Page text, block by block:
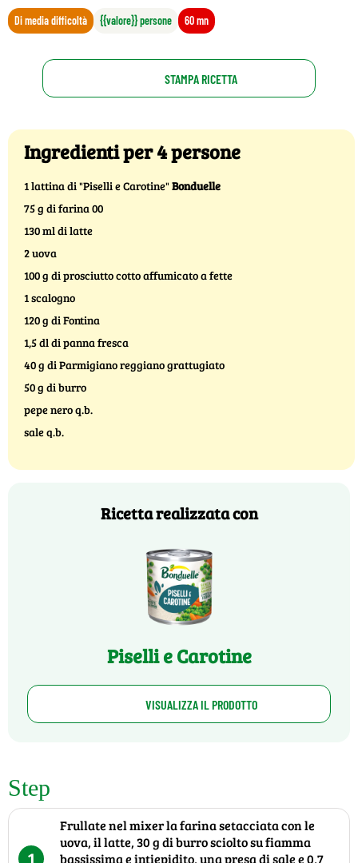
Di media difficoltà {{valore}} persone 60 mn
STAMPA RICETTA
Ingredienti per 4 persone
1 lattina di "Piselli e Carotine" Bonduelle
75 g di farina 00
130 ml di latte
2 uova
100 g di prosciutto cotto affumicato a fette
1 scalogno
120 g di Fontina
1,5 dl di panna fresca
40 g di Parmigiano reggiano grattugiato
50 g di burro
pepe nero q.b.
sale q.b.
Ricetta realizzata con
Piselli e Carotine
VISUALIZZA IL PRODOTTO
Step
Frullate nel mixer la farina setacciata con le
uova, il latte, 30 g di burro sciolto su fiamma
bassissima e intiepidito, una presa di sale e 0,7